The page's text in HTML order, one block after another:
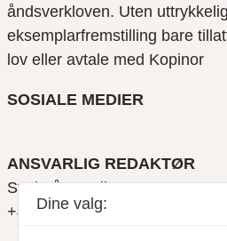
åndsverkloven. Uten
eksemplarfremstilling bare
lov eller avtale med Kopinor
SOSIALE MEDIER
ANSVARLIG REDAKTØR
Svein Åge Eriksen
+47 900 79 547
Dine valg: